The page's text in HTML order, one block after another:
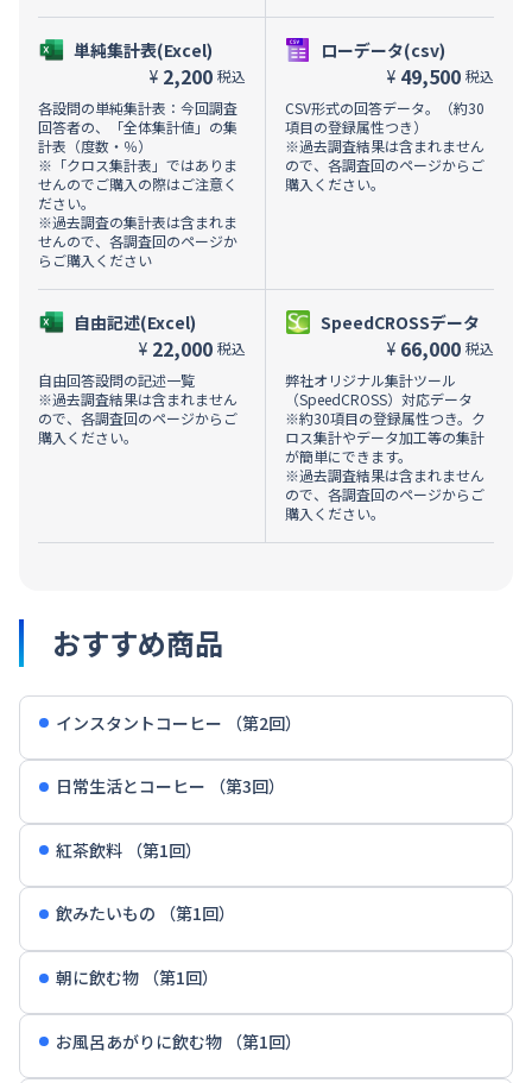
単純集計表(Excel)
¥ 2,200 税込
各設問の単純集計表：今回調査
回答者の、「全体集計値」の集
計表（度数・％）
※「クロス集計表」ではありま
せんのでご購入の際はご注意く
ださい。
※過去調査の集計表は含まれま
せんので、各調査回のページか
らご購入ください
自由記述(Excel)
¥ 22,000 税込
自由回答設問の記述一覧
※過去調査結果は含まれません
ので、各調査回のページからご
購入ください。
ローデータ(csv)
¥ 49,500 税込
CSV形式の回答データ。（約30
項目の登録属性つき）
※過去調査結果は含まれません
ので、各調査回のページからご
購入ください。
SpeedCROSSデータ
¥ 66,000 税込
弊社オリジナル集計ツール
（SpeedCROSS）対応データ
※約30項目の登録属性つき。ク
ロス集計やデータ加工等の集計
が簡単にできます。
※過去調査結果は含まれません
ので、各調査回のページからご
購入ください。
おすすめ商品
インスタントコーヒー （第2回）
日常生活とコーヒー （第3回）
紅茶飲料 （第1回）
飲みたいもの （第1回）
朝に飲む物 （第1回）
お風呂あがりに飲む物 （第1回）